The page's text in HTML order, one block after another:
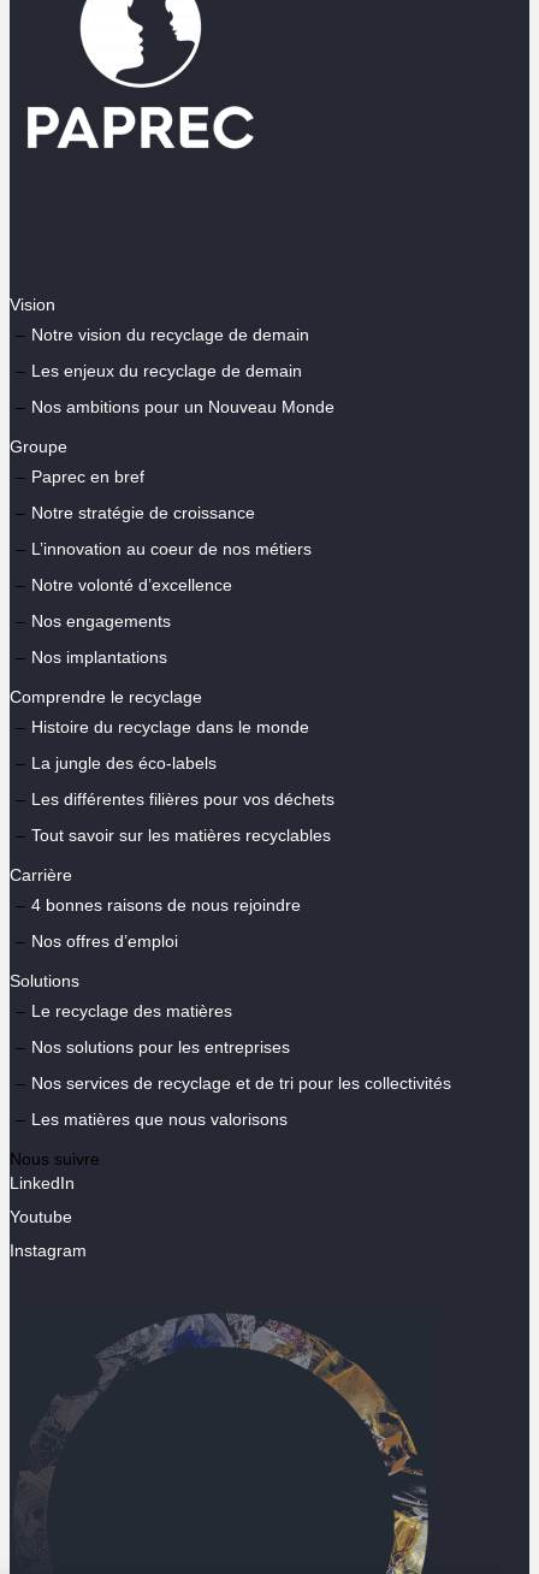
Vision
Notre vision du recyclage de demain
Les enjeux du recyclage de demain
Nos ambitions pour un Nouveau Monde
Groupe
Paprec en bref
Notre stratégie de croissance
L’innovation au coeur de nos métiers
Notre volonté d’excellence
Nos engagements
Nos implantations
Comprendre le recyclage
Histoire du recyclage dans le monde
La jungle des éco-labels
Les différentes filières pour vos déchets
Tout savoir sur les matières recyclables
Carrière
4 bonnes raisons de nous rejoindre
Nos offres d’emploi
Solutions
Le recyclage des matières
Nos solutions pour les entreprises
Nos services de recyclage et de tri pour les collectivités
Les matières que nous valorisons
Nous suivre
LinkedIn
Youtube
Instagram